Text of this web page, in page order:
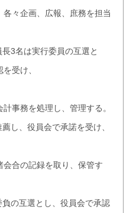
各々企画、広報、庶務を担当
3名は実行委員の互選と
受け、
事務を処理し、管理する。
し、役員会で承諾を受け、
会合の記録を取り、保管す
の互選とし、役員会で承認